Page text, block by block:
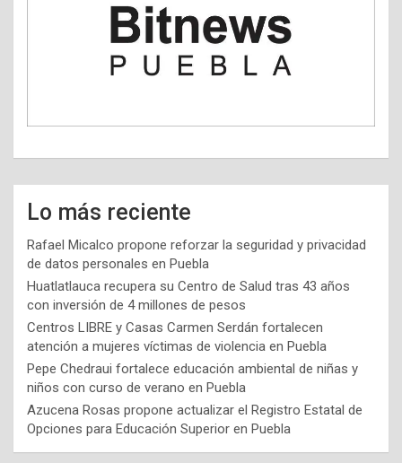
Lo más reciente
Rafael Micalco propone reforzar la seguridad y privacidad
de datos personales en Puebla
Huatlatlauca recupera su Centro de Salud tras 43 años
con inversión de 4 millones de pesos
Centros LIBRE y Casas Carmen Serdán fortalecen
atención a mujeres víctimas de violencia en Puebla
Pepe Chedraui fortalece educación ambiental de niñas y
niños con curso de verano en Puebla
Azucena Rosas propone actualizar el Registro Estatal de
Opciones para Educación Superior en Puebla